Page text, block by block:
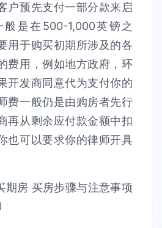
户预先支付一部分款来启
是在500-1,000英镑之
用于购买初期所涉及的各
费用，例如地方政府，环
开发商同意代为支付你的
费一般仍是由购房者先行
再从剩余应付款金额中扣
也可以要求你的律师开具